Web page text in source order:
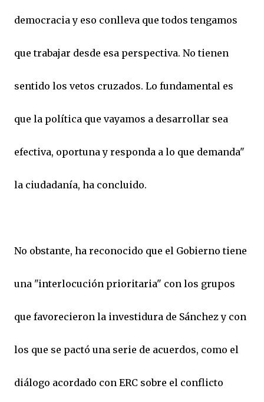
democracia y eso conlleva que todos tengamos
que trabajar desde esa perspectiva. No tienen
sentido los vetos cruzados. Lo fundamental es
que la política que vayamos a desarrollar sea
efectiva, oportuna y responda a lo que demanda"
la ciudadanía, ha concluido.
No obstante, ha reconocido que el Gobierno tiene
una "interlocución prioritaria" con los grupos
que favorecieron la investidura de Sánchez y con
los que se pactó una serie de acuerdos, como el
diálogo acordado con ERC sobre el conflicto